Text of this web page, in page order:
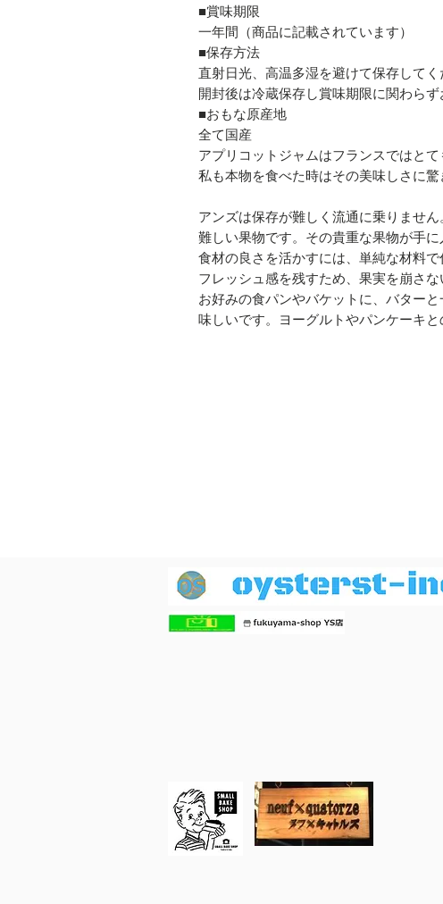
■賞味期限
一年間（商品に記載されています）
■保存方法
直射日光、高温多湿を避けて保存してく
開封後は冷蔵保存し賞味期限に関わらず
■おもな原産地
全て国産
アプリコットジャムはフランスではと
私も本物を食べた時はその美味しさに驚
アンズは保存が難しく流通に乗りませ
難しい果物です。その貴重な果物が手に
食材の良さを活かすには、単純な材料で
フレッシュ感を残すため、果実を崩さな
お好みの食パンやバケットに、バター
味しいです。ヨーグルトやパンケーキと